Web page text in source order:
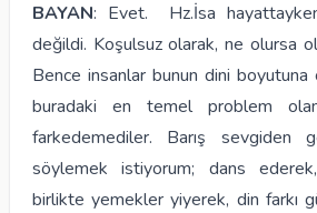
BAYAN: Evet. Hz.İsa
değildi. Koşulsuz olarak, ne olursa
Bence insanlar bunun dini boyutuna
buradaki en temel problem
farkedemediler. Barış sevgiden
söylemek istiyorum; dans
birlikte yemekler yiyerek, din farkı